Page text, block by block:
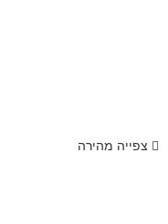
צפייה מהירה